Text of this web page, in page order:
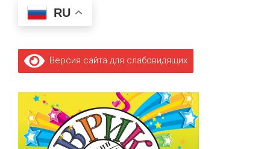
RU
Версия сайта для слабовидящих